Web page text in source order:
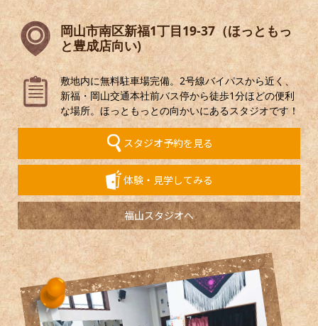
岡山市南区新福1丁目19-37（ほっともっ
と豊成店向い)
敷地内に無料駐車場完備。2号線バイパスから近く、
新福・岡山交通本社前バス停から徒歩1分ほどの便利
な場所。ほっともっとの向かいにあるスタジオです！
スタジオ予約を見る
体験・見学してみる
福山スタジオへ